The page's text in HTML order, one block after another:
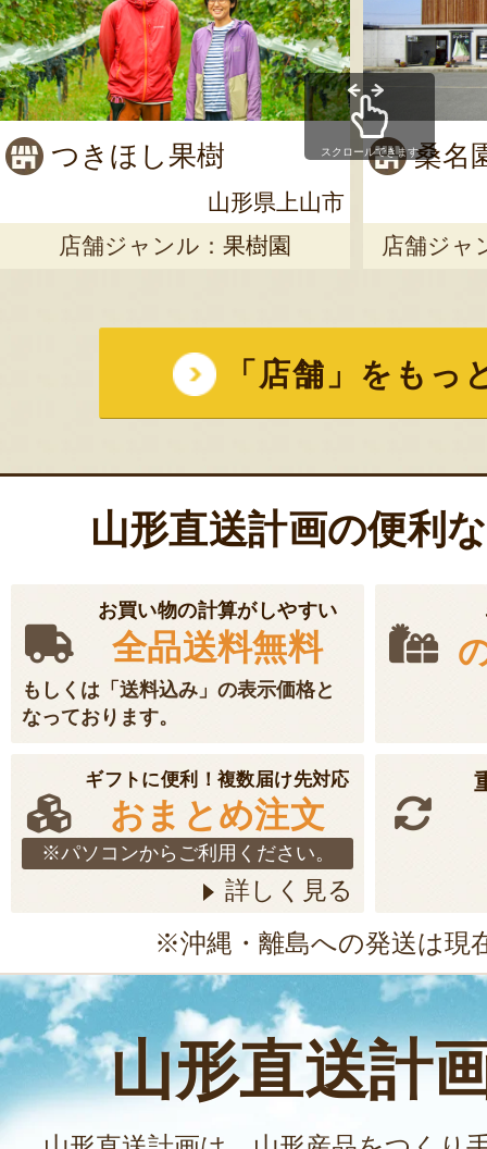
つきほし果樹
山形県上山市
店舗ジャンル： 果樹園
桑名
店舗ジャ
スクロールできます
「店舗」をもっ
山形直送計画の便利
お買い物の計算がしやすい
全品送料無料
もしくは「送料込み」の表示価格と
なっております。
ギフトに便利！複数届け先対応
おまとめ注文
※パソコンからご利用ください。
詳しく見る
※沖縄・離島への発送は現
山形直送計